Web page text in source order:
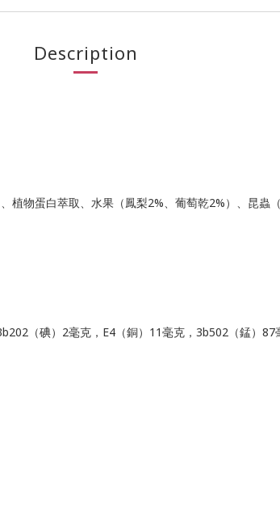
Description
物蛋白萃取、水果（鳳梨2%、葡萄乾2%）、昆蟲
（碘）2毫克，E4（銅）11毫克，3b502（錳）87